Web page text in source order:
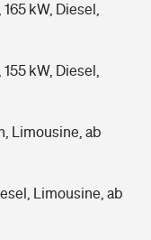
kW, Diesel,
kW, Diesel,
Limousine, ab
Limousine, ab